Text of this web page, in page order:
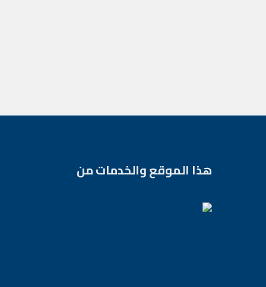
هذا الموقع والخدمات من